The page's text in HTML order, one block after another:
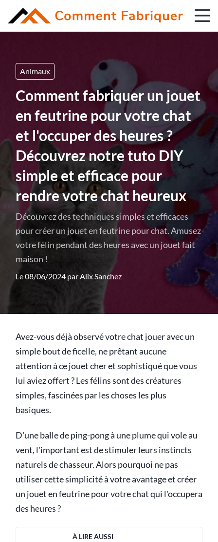
Animaux
Comment fabriquer un jouet
en feutrine pour votre chat
et l'occuper des heures ?
Découvrez notre tuto DIY
simple et efficace pour
rendre votre chat heureux
Découvrez des techniques simples et efficaces
pour créer un jouet en feutrine pour chat. Amusez
votre félin pendant des heures avec un jouet fait
maison !
Le 08/06/2024 parAlix Sanchez
Avez-vous déjà observé votre chat jouer avec un
simple bout de ficelle, ne prêtant aucune
attention à ce jouet cher et sophistiqué que vous
lui aviez offert ? Les félins sont des créatures
simples, fascinées par les choses les plus
basiques.
D'une balle de ping-pong à une plume qui vole au
vent, l'important est de stimuler leurs instincts
naturels de chasseur. Alors pourquoi ne pas
utiliser cette simplicité à votre avantage et créer
un jouet en feutrine pour votre chat qui l'occupera
des heures ?
À LIRE AUSSI